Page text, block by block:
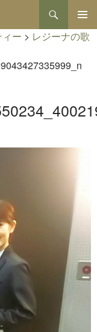
メインメ
ニュー
ン
ツ
キ
ッ
ー > レジーナの歌